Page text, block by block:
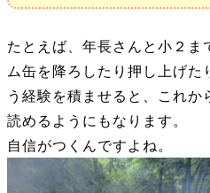
たとえば、年長さんと小２ま
ム缶を降ろしたり押し上げた
う経験を積ませると、これ
読めるようにもなります。
自信がつくんですよね。